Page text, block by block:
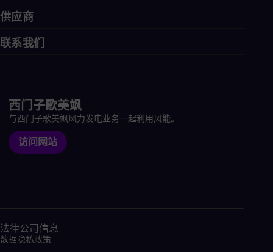
供应商
联系我们
西门子歌美飒
与西门子歌美飒风力发电业务一起利用风能。
访问网站
法律公司信息
数据隐私政策